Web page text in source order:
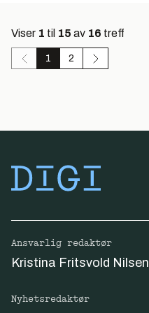
Viser 1 til 15 av 16 treff
1 2
Ansvarlig redaktør
Kristina Fritsvold Nilsen
Nyhetsredaktør